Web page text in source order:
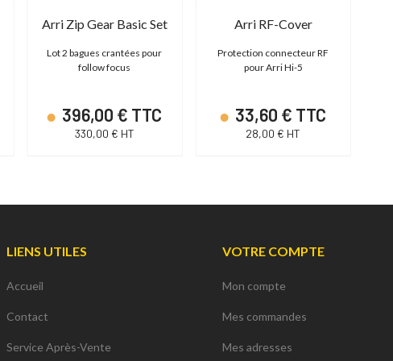
Arri Zip Gear Basic Set
Lot 2 bagues crantées pour
follow focus
396,00 € TTC
330,00 € HT
Arri RF-Cover
Protection connecteur RF
pour Arri Hi-5
33,60 € TTC
28,00 € HT
LIENS UTILES
Accueil
Contact
Service Après-Vente
VOTRE COMPTE
Mon compte
Mes commandes
Mes adresses